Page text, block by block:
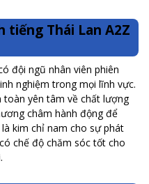
tiếng Thái Lan A2Z
đội ngũ nhân viên phiên
nghiệm trong mọi lĩnh vực.
toàn yên tâm về chất lượng
châm hành động để
kim chỉ nam cho sự phát
chế độ chăm sóc tốt cho